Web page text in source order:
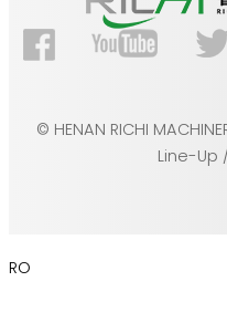
© HENAN RICHI
Line-Up
RO